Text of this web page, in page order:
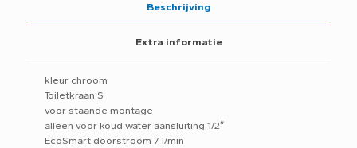
Beschrijving
Extra informatie
kleur chroom
Toiletkraan S
voor staande montage
alleen voor koud water aansluiting 1/2″
EcoSmart doorstroom 7 l/min